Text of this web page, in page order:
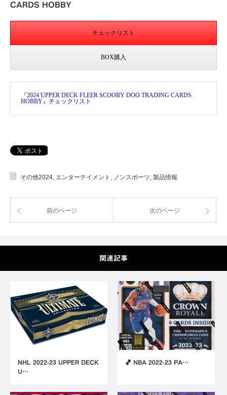
CARDS HOBBY
チェックリスト
BOX購入
『2024 UPPER DECK FLEER SCOOBY DOO TRADING CARDS
HOBBY』チェックリスト
その他2024, エンターテイメント , ノンスポーツ, 製品情報
前のページ 次のページ
関連記事
NHL 2022-23 UPPER DECK
U…
🏀 NBA 2022-23 PA…